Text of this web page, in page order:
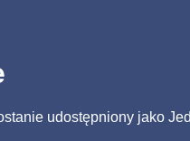
udostępniony jako